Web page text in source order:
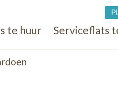
te huur Serviceflats